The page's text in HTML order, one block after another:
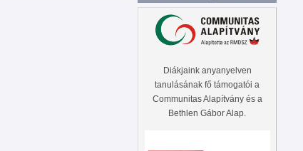
Diákjaink anyanyelven
tanulásának fő támogatói a
Communitas Alapítvány és a
Bethlen Gábor Alap.